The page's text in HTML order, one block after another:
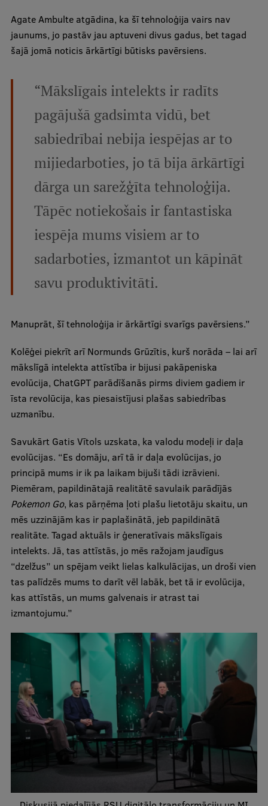
RSU zinātnes portāls
Zinātnes ietekme
Doktorantūras skola
Pētniecības pakalpojumi
Pētniecības projekti
Zinātnieku brokastis
Vertikāli integrētie projekti
Zinātniskās konferences
Inovāciju centrs
Starptautiskā sadarbība
Starptautiskie projekti
Starptautiskie sadarbības partneri
EURAXESS RSU kontaktpunkts
Agate Ambulte atgādina, ka šī tehnoloģija vairs nav
jaunums, jo pastāv jau aptuveni divus gadus, bet tagad
šajā jomā noticis ārkārtīgi būtisks pavērsiens.
“Mākslīgais intelekts ir radīts
pagājušā gadsimta vidū, bet
sabiedrībai nebija iespējas ar to
mijiedarboties, jo tā bija ārkārtīgi
dārga un sarežģīta tehnoloģija.
Tāpēc notiekošais ir fantastiska
iespēja mums visiem ar to
sadarboties, izmantot un kāpināt
savu produktivitāti.
Manuprāt, šī tehnoloģija ir ārkārtīgi svarīgs pavērsiens.”
Kolēģei piekrīt arī Normunds Grūzītis, kurš norāda – lai arī
mākslīgā intelekta attīstība ir bijusi pakāpeniska
evolūcija, ChatGPT parādīšanās pirms diviem gadiem ir
īsta revolūcija, kas piesaistījusi plašas sabiedrības
uzmanību.
Savukārt Gatis Vītols uzskata, ka valodu modeļi ir daļa
evolūcijas. “Es domāju, arī tā ir daļa evolūcijas, jo
principā mums ir ik pa laikam bijuši tādi izrāvieni.
Piemēram, papildinātajā realitātē savulaik parādījās
Pokemon Go, kas pārņēma ļoti plašu lietotāju skaitu, un
mēs uzzinājām kas ir paplašinātā, jeb papildinātā
realitāte. Tagad aktuāls ir ģeneratīvais mākslīgais
intelekts. Jā, tas attīstās, jo mēs ražojam jaudīgus
“dzelžus” un spējam veikt lielas kalkulācijas, un droši vien
tas palīdzēs mums to darīt vēl labāk, bet tā ir evolūcija,
kas attīstās, un mums galvenais ir atrast tai
izmantojumu.”